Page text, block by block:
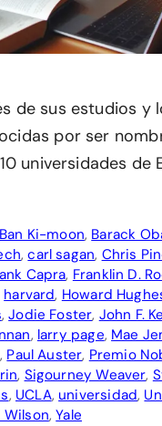
de sus estudios y
por ser
universidades de
Ban Ki-moon, Barack
,carl sagan, Chris
Capra, Franklin D.
harvard, Howard
,Jodie Foster, John F.
, larry page, Mae
, Paul Auster, Premio
, Sigourney Weaver,
, UCLA, universidad,
,Yale